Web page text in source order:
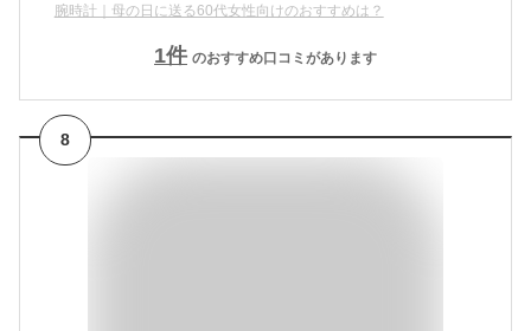
腕時計｜母の日に送る60代女性向けのおすすめは？
1件 のおすすめ口コミがあります
8